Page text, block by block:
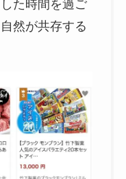
た時間を過ご
然が共存する